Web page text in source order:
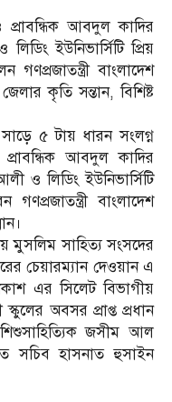
আবদুল কাদির
ইউনিভার্সিটি প্রিয়
গণপ্রজাতন্ত্রী বাংলাদেশ
কৃতি সন্তান, বিশিষ্ট
৫ টায় ধারন সংলগ্ন
আবদুল কাদির
ও লিডিং ইউনিভার্সিটি
বাংলাদেশ
মুসলিম সাহিত্য সংসদের
চেয়ারম্যান দেওয়ান এ
এর সিলেট বিভাগীয়
স্কুলের অবসর প্রাপ্ত প্রধান
জসীম আল
সচিব হাসনাত হুসাইন